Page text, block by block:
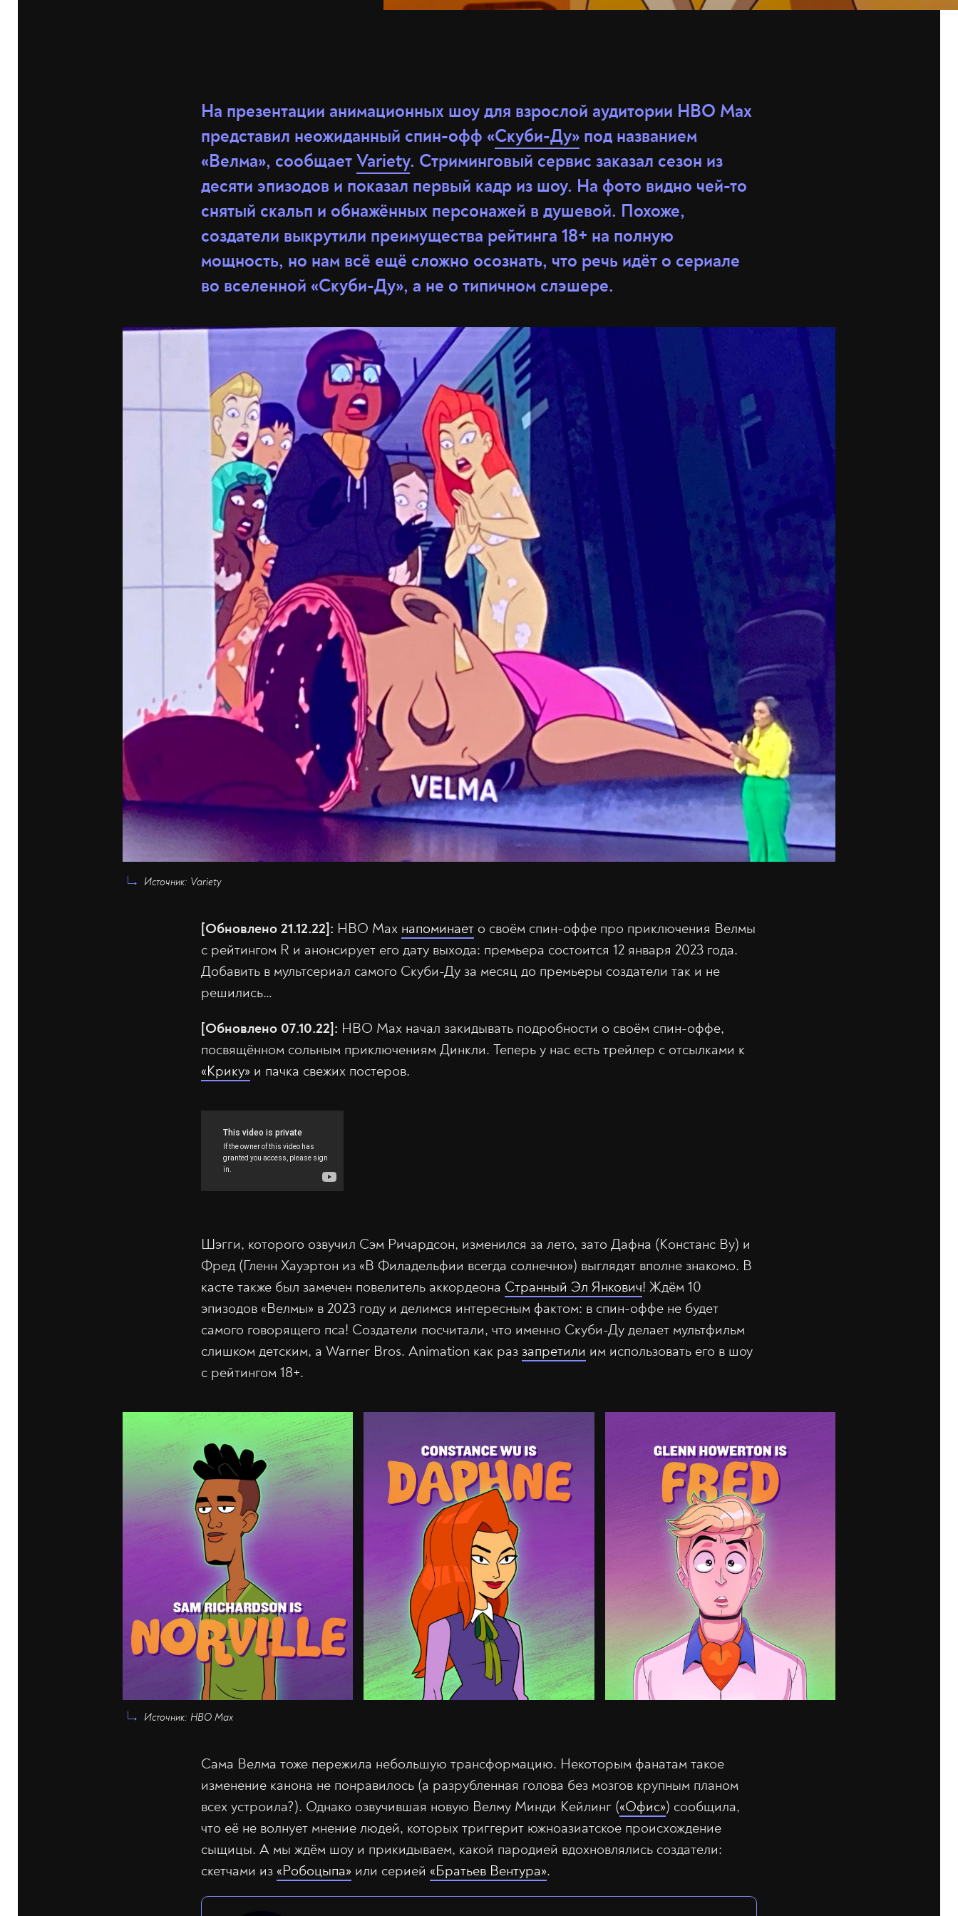
На презентации анимационных шоу для взрослой аудитории HBO Max
представил неожиданный спин-офф «Скуби-Ду» под названием
«Велма», сообщаетVariety. Стриминговый сервис заказал сезон из
десяти эпизодов и показал первый кадр из шоу. На фото видно чей-то
снятый скальп и обнажённых персонажей в душевой. Похоже,
создатели выкрутили преимущества рейтинга 18+ на полную
мощность, но нам всё ещё сложно осознать, что речь идёт о сериале
во вселенной «Скуби-Ду», а не о типичном слэшере.
Источник: Variety
[Обновлено 21.12.22]: HBO Max напоминает о своём спин-оффе про приключения Велмы
с рейтингом R и анонсирует его дату выхода: премьера состоится 12 января 2023 года.
Добавить в мультсериал самого Скуби-Ду за месяц до премьеры создатели так и не
решились…
[Обновлено 07.10.22]: HBO Max начал закидывать подробности о своём спин-оффе,
посвящённом сольным приключениям Динкли. Теперь у нас есть трейлер с отсылками к
«Крику» и пачка свежих постеров.
Шэгги, которого озвучил Сэм Ричардсон, изменился за лето, зато Дафна (Констанс Ву) и
Фред (Гленн Хауэртон из «В Филадельфии всегда солнечно») выглядят вполне знакомо. В
касте также был замечен повелитель аккордеона Странный Эл Янкович! Ждём 10
эпизодов «Велмы» в 2023 году и делимся интересным фактом: в спин-оффе не будет
самого говорящего пса! Создатели посчитали, что именно Скуби-Ду делает мультфильм
слишком детским, а Warner Bros. Animation как раз запретили им использовать его в шоу
с рейтингом 18+.
Источник: HBO Max
Сама Велма тоже пережила небольшую трансформацию. Некоторым фанатам такое
изменение канона не понравилось (а разрубленная голова без мозгов крупным планом
всех устроила?). Однако озвучившая новую Велму Минди Кейлинг («Офис») сообщила,
что её не волнует мнение людей, которых триггерит южноазиатское происхождение
сыщицы. А мы ждём шоу и прикидываем, какой пародией вдохновлялись создатели:
скетчами из «Робоцыпа» или серией «Братьев Вентура».